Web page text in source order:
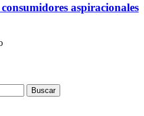
aspiracionales